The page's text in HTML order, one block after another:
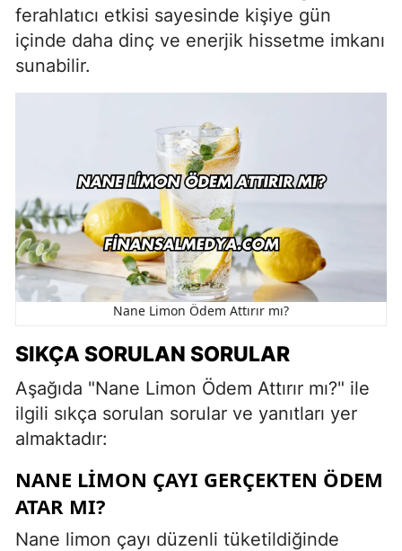
ferahlatıcı etkisi sayesinde kişiye gün
içinde daha dinç ve enerjik hissetme imkanı
sunabilir.
Nane Limon Ödem Attırır mı?
SIKÇA SORULAN SORULAR
Aşağıda "Nane Limon Ödem Attırır mı?" ile
ilgili sıkça sorulan sorular ve yanıtları yer
almaktadır:
NANE LIMON ÇAYI GERÇEKTEN ÖDEM
ATAR MI?
Nane limon çayı düzenli tüketildiğinde